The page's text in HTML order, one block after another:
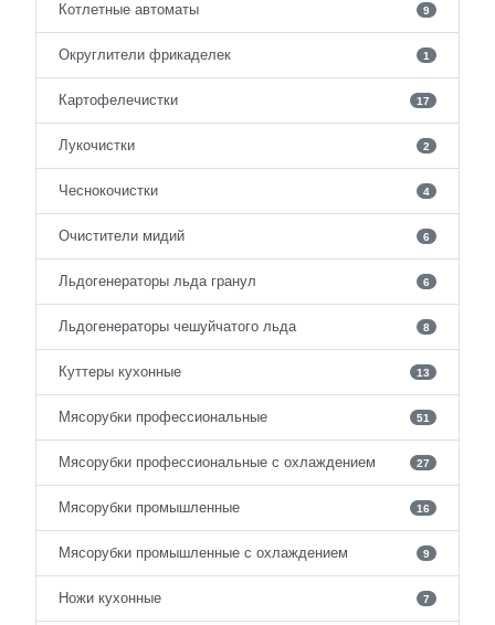
Котлетные автоматы 9
Округлители фрикаделек 1
Картофелечистки 17
Лукочистки 2
Чеснокочистки 4
Очистители мидий 6
Льдогенераторы льда гранул 6
Льдогенераторы чешуйчатого льда 8
Куттеры кухонные 13
Мясорубки профессиональные 51
Мясорубки профессиональные с охлаждением 27
Мясорубки промышленные 16
Мясорубки промышленные с охлаждением 9
Ножи кухонные 7